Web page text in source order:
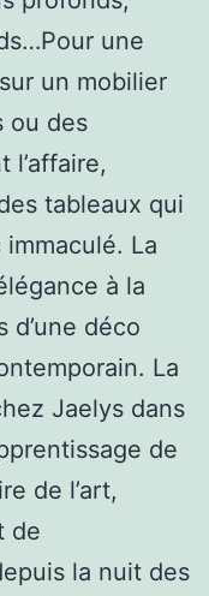
une
un mobilier
ou des
l’affaire,
tableaux qui
La
à la
d’une déco
La
Jaelys dans
de
de l’art,
de
la nuit des